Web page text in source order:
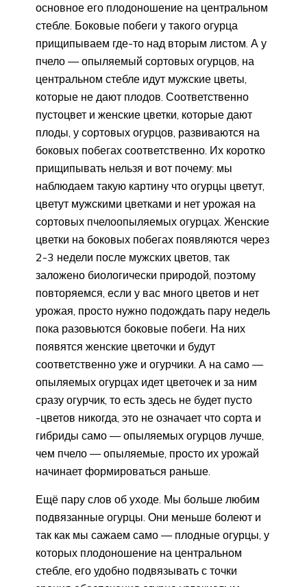
основное его плодоношение на центральном
стебле. Боковые побеги у такого огурца
прищипываем где-то над вторым листом. А у
пчело — опыляемый сортовых огурцов, на
центральном стебле идут мужские цветы,
которые не дают плодов. Соответственно
пустоцвет и женские цветки, которые дают
плоды, у сортовых огурцов, развиваются на
боковых побегах соответственно. Их коротко
прищипывать нельзя и вот почему: мы
наблюдаем такую картину что огурцы цветут,
цветут мужскими цветками и нет урожая на
сортовых пчелоопыляемых огурцах. Женские
цветки на боковых побегах появляются через
2-3 недели после мужских цветов, так
заложено биологически природой, поэтому
повторяемся, если у вас много цветов и нет
урожая, просто нужно подождать пару недель
пока разовьются боковые побеги. На них
появятся женские цветочки и будут
соответственно уже и огурчики. А на само —
опыляемых огурцах идет цветочек и за ним
сразу огурчик, то есть здесь не будет пусто
-цветов никогда, это не означает что сорта и
гибриды само — опыляемых огурцов лучше,
чем пчело — опыляемые, просто их урожай
начинает формироваться раньше.
Ещё пару слов об уходе. Мы больше любим
подвязанные огурцы. Они меньше болеют и
так как мы сажаем само — плодные огурцы, у
которых плодоношение на центральном
стебле, его удобно подвязывать с точки